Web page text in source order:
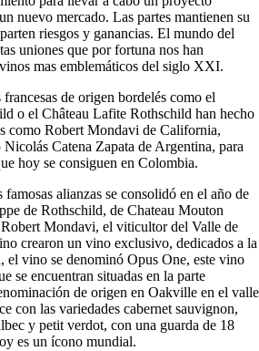
nuevo mercado. Las partes mantienen su
riesgos y ganancias. El mundo del
uniones que por fortuna nos han
mas emblemáticos del siglo XXI.
de origen bordelés como el
o el Château Lafite Rothschild han hecho
como Robert Mondavi de California,
Catena Zapata de Argentina, para
hoy se consiguen en Colombia.
alianzas se consolidó en el año de
de Rothschild, de Chateau Mouton
Mondavi, el viticultor del Valle de
crearon un vino exclusivo, dedicados a la
el vino se denominó Opus One, este vino
se encuentran situadas en la parte
de origen en Oakville en el valle
con las variedades cabernet sauvignon,
y petit verdot, con una guarda de 18
es un ícono mundial.